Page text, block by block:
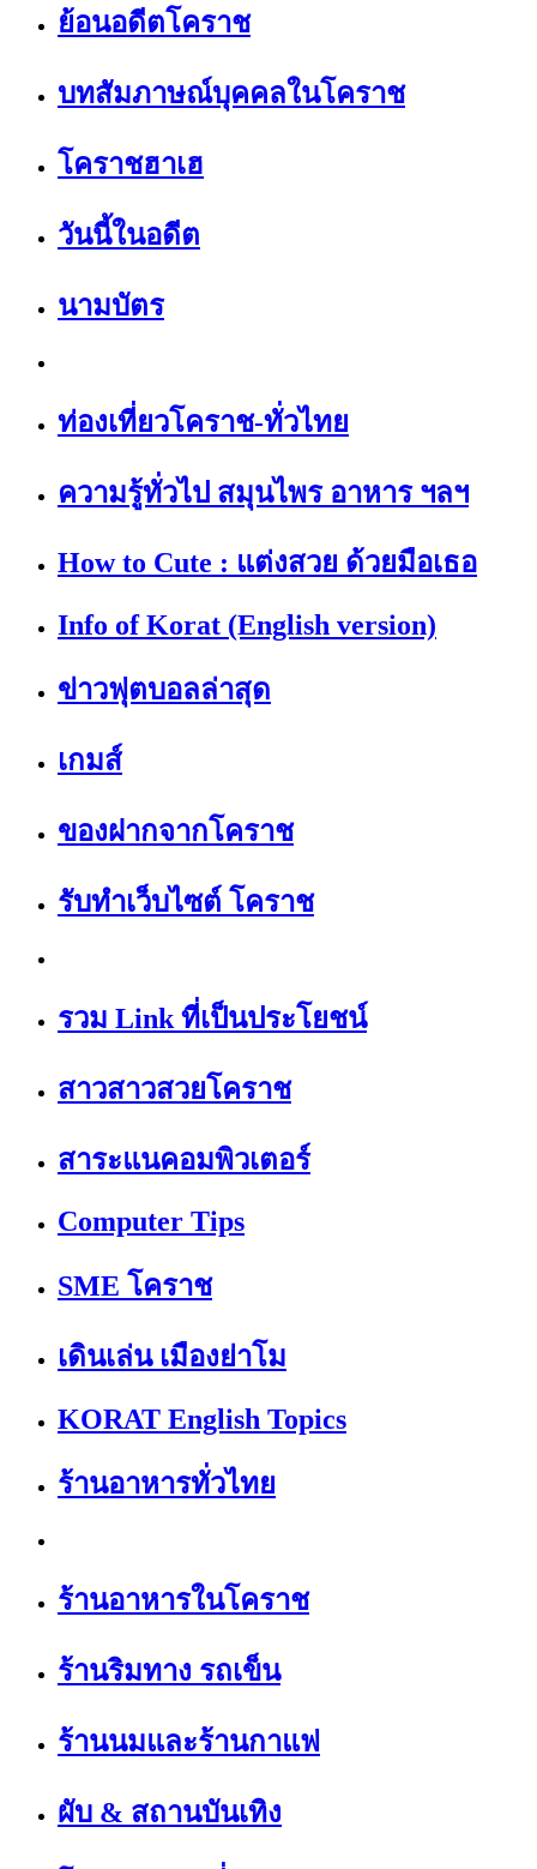
ย้อนอดีตโคราช
บทสัมภาษณ์บุคคลในโคราช
โคราชฮาเฮ
วันนี้ในอดีต
นามบัตร
ท่องเที่ยวโคราช-ทั่วไทย
ความรู้ทั่วไป สมุนไพร อาหาร ฯลฯ
How to Cute : แต่งสวย ด้วยมือเธอ
Info of Korat (English version)
ข่าวฟุตบอลล่าสุด
เกมส์
ของฝากจากโคราช
รับทำเว็บไซต์ โคราช
รวม Link ที่เป็นประโยชน์
สาวสาวสวยโคราช
สาระแนคอมพิวเตอร์
Computer Tips
SME โคราช
เดินเล่น เมืองย่าโม
KORAT English Topics
ร้านอาหารทั่วไทย
ร้านอาหารในโคราช
ร้านริมทาง รถเข็น
ร้านนมและร้านกาแฟ
ผับ & สถานบันเทิง